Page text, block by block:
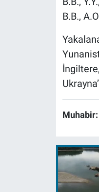
B.B.,
Muhabir: